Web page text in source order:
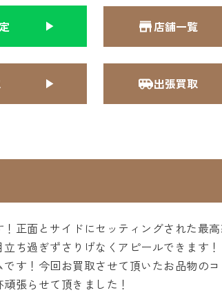
店舗一覧
出張買取
正面とサイドにセッティングされた最
ち過ぎずさりげなくアピールできます
す！今回お買取させて頂いたお品物の
張らせて頂きました！